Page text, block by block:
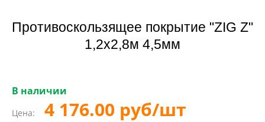
Противоскользящее покрытие "ZIG Z"
1,2х2,8м 4,5мм
В наличии
Цена: 4 176.00 руб/шт